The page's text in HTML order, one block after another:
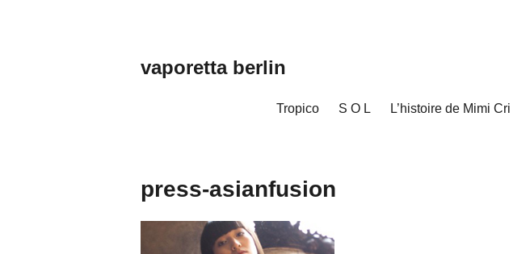
vaporetta berlin
Tropico S O L L’histoire de Mimi Cri
press-asianfusion